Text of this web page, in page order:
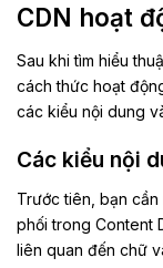
CDN hoạt
Sau khi tìm hiểu
cách thức hoạt
các kiểu nội dung
Các kiểu nội
Trước tiên, bạn
phối trong Content
liên quan đến chữ